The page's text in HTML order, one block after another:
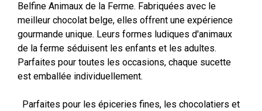
Belfine Animaux de la Ferme. Fabriquées avec le
meilleur chocolat belge, elles offrent une expérience
gourmande unique. Leurs formes ludiques d'animaux
de la ferme séduisent les enfants et les adultes.
Parfaites pour toutes les occasions, chaque sucette
est emballée individuellement.
Parfaites pour les épiceries fines, les chocolatiers et